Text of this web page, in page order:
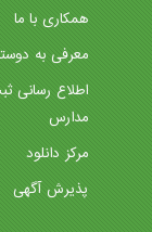
همکاری با ما
معرفی به
اطلاع رسانی
مدارس
مرکز دانلود
پذیرش آگهی